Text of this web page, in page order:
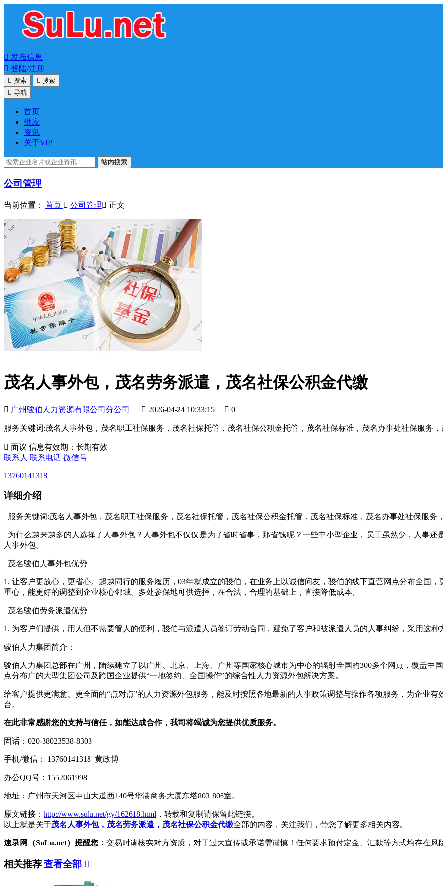
 发布信息
 登陆/注册
 搜索  搜索
 导航
首页
供应
资讯
关于VIP
站内搜索
公司管理
当前位置： 首页  公司管理 正文
茂名人事外包，茂名劳务派遣，茂名社保公积金代缴
 广州骏伯人力资源有限公司分公司  2026-04-24 10:33:15  0
服务关键词:茂名人事外包，茂名职工社保服务，茂名社保托管，茂名社保公积金托管，茂名社保标准，茂名办事处社保服务
 面议 信息有效期：长期有效
联系人 联系电话 微信号
13760141318
详细介绍
服务关键词:茂名人事外包，茂名职工社保服务，茂名社保托管，茂名社保公积金托管，茂名社保标准，茂名办事处社保服务
为什么越来越多的人选择了人事外包？人事外包不仅仅是为了省时省事，那省钱呢？一些中小型企业，员工虽然少，人事
人事外包。
茂名骏伯人事外包优势
1. 让客户更放心，更省心。超越同行的服务履历，03年就成立的骏伯，在业务上以诚信问友，骏伯的线下直营网点分布全国
重心，能更好的调整到企业核心邻域。多处参保地可供选择，在合法，合理的基础上，直接降低成本。
茂名骏伯劳务派遣优势
1. 为客户们提供，用人但不需要管人的便利，骏伯与派遣人员签订劳动合同，避免了客户和被派遣人员的人事纠纷，采用这
骏伯人力集团简介：
骏伯人力集团总部在广州，陆续建立了以广州、北京、上海、广州等国家核心城市为中心的辐射全国的300多个网点，覆盖中
点分布广的大型集团公司及跨国企业提供“一地签约、全国操作”的综合性人力资源外包解决方案。
给客户提供更满意、更全面的“点对点”的人力资源外包服务，能及时按照各地最新的人事政策调整与操作各项服务，为企业
台。
在此非常感谢您的支持与信任，如能达成合作，我司将竭诚为您提供优质服务。
固话：020-38023538-8303
手机/微信： 13760141318 黄政博
办公QQ号：1552061998
地址：广州市天河区中山大道西140号华港商务大厦东塔803-806室。
原文链接： http://www.sulu.net/gy/162618.html ，转载和复制请保留此链接。
以上就是关于茂名人事外包，茂名劳务派遣，茂名社保公积金代缴全部的内容，关注我们，带您了解更多相关内容。
速录网（SuLu.net）提醒您： 交易时请核实对方资质，对于过大宣传或承诺需谨慎！任何要求预付定金、汇款等方式均存在风
相关推荐 查看全部 